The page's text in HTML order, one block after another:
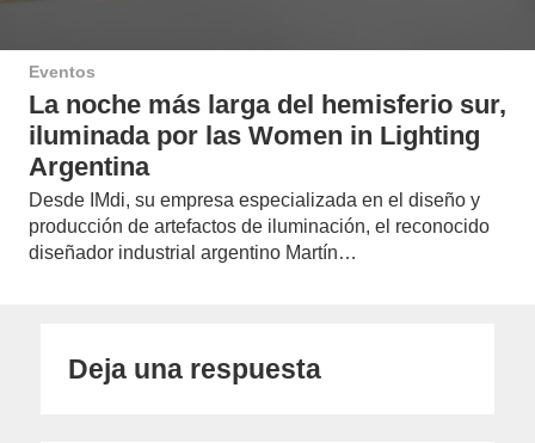
Eventos
La noche más larga del hemisferio sur,
iluminada por las Women in Lighting
Argentina
Desde IMdi, su empresa especializada en el diseño y
producción de artefactos de iluminación, el reconocido
diseñador industrial argentino Martín…
Deja una respuesta